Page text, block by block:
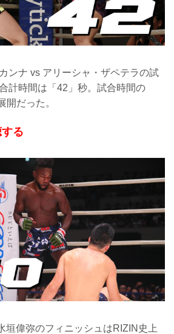
ンナ vs アリーシャ・ザペテラの試
計時間は「42」秒。試合時間の
開だった。
る
垣偉弥のフィニッシュはRIZIN史上